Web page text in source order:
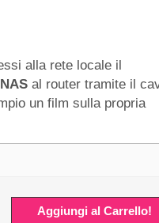
alla rete locale il
al router tramite il
un film sulla propria
Aggiungi al Carrello!